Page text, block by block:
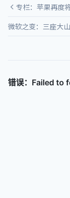
专栏：苹果再度
微软之变：三座大